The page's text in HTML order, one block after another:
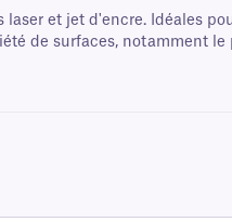
et jet d'encre. Idéales
de surfaces, notamment